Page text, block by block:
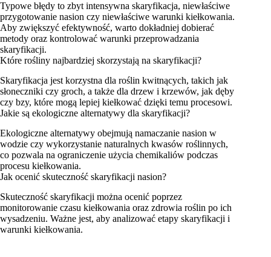
Typowe błędy to zbyt intensywna skaryfikacja, niewłaściwe
przygotowanie nasion czy niewłaściwe warunki kiełkowania.
Aby zwiększyć efektywność, warto dokładniej dobierać
metody oraz kontrolować warunki przeprowadzania
skaryfikacji.
Które rośliny najbardziej skorzystają na skaryfikacji?
Skaryfikacja jest korzystna dla roślin kwitnących, takich jak
słoneczniki czy groch, a także dla drzew i krzewów, jak dęby
czy bzy, które mogą lepiej kiełkować dzięki temu procesowi.
Jakie są ekologiczne alternatywy dla skaryfikacji?
Ekologiczne alternatywy obejmują namaczanie nasion w
wodzie czy wykorzystanie naturalnych kwasów roślinnych,
co pozwala na ograniczenie użycia chemikaliów podczas
procesu kiełkowania.
Jak ocenić skuteczność skaryfikacji nasion?
Skuteczność skaryfikacji można ocenić poprzez
monitorowanie czasu kiełkowania oraz zdrowia roślin po ich
wysadzeniu. Ważne jest, aby analizować etapy skaryfikacji i
warunki kiełkowania.